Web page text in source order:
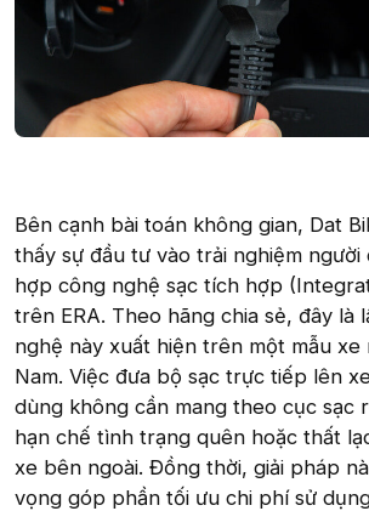
Bên cạnh bài toán không gian, Dat
thấy sự đầu tư vào trải nghiệm người
hợp công nghệ sạc tích hợp
trên ERA. Theo hãng chia sẻ, đây là
nghệ này xuất hiện trên một mẫu xe
Nam. Việc đưa bộ sạc trực tiếp lên
dùng không cần mang theo cục sạc
hạn chế tình trạng quên hoặc thất
xe bên ngoài. Đồng thời, giải pháp
vọng góp phần tối ưu chi phí sử